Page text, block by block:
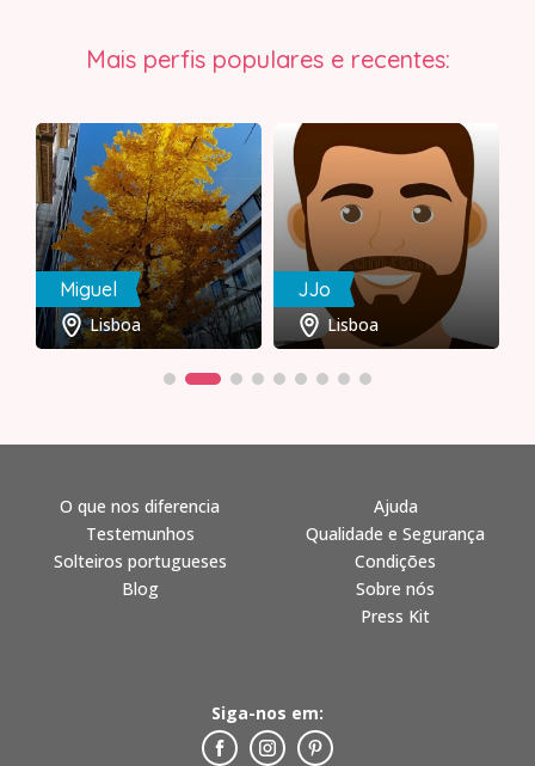
Mais perfis populares e recentes:
Miguel
Lisboa
JJo
Lisboa
O que nos diferencia
Testemunhos
Solteiros portugueses
Blog
Ajuda
Qualidade e Segurança
Condições
Sobre nós
Press Kit
Siga-nos em: